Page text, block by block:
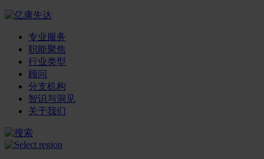
专业服务
职能聚焦
行业类型
顾问
分支机构
智识与洞见
关于我们